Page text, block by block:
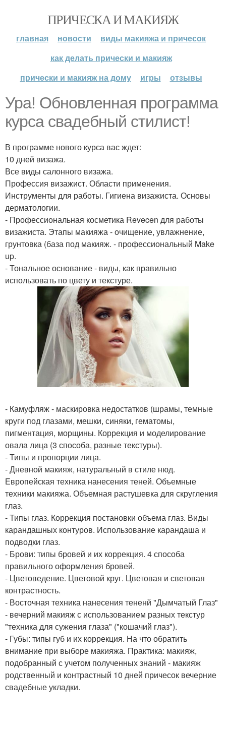
ПРИЧЕСКА И МАКИЯЖ
главная новости
виды макияжа и причесок
как делать прически и макияж
прически и макияж на дому
игры отзывы
Ура! Обновленная программа
курса свадебный стилист!
В программе нового курса вас ждет:
10 дней визажа.
Все виды салонного визажа.
Профессия визажист. Области применения.
Инструменты для работы. Гигиена визажиста. Основы
дерматологии.
- Профессиональная косметика Revecen для работы
визажиста. Этапы макияжа - очищение, увлажнение,
грунтовка (база под макияж. - профессиональный Make
up.
- Тональное основание - виды, как правильно
использовать по цвету и текстуре.
- Камуфляж - маскировка недостатков (шрамы, темные
круги под глазами, мешки, синяки, гематомы,
пигментация, морщины. Коррекция и моделирование
овала лица (3 способа, разные текстуры).
- Типы и пропорции лица.
- Дневной макияж, натуральный в стиле нюд.
Европейская техника нанесения теней. Объемные
техники макияжа. Объемная растушевка для скругления
глаз.
- Типы глаз. Коррекция постановки объема глаз. Виды
карандашных контуров. Использование карандаша и
подводки глаз.
- Брови: типы бровей и их коррекция. 4 способа
правильного оформления бровей.
- Цветоведение. Цветовой круг. Цветовая и световая
контрастность.
- Восточная техника нанесения тененй "Дымчатый Глаз"
- вечерний макияж с использованием разных текстур
"техника для сужения глаза" ("кошачий глаз").
- Губы: типы губ и их коррекция. На что обратить
внимание при выборе макияжа. Практика: макияж,
подобранный с учетом полученных знаний - макияж
родственный и контрастный 10 дней причесок вечерние
свадебные укладки.